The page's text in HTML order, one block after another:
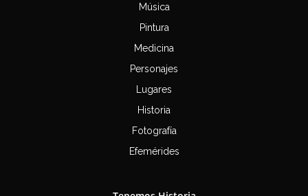
Música
Pintura
Medicina
Personajes
Lugares
Historia
Fotografía
Efemérides